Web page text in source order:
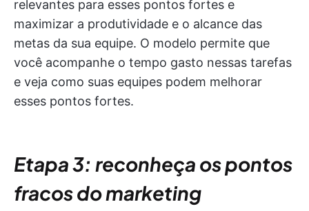
relevantes para esses pontos fortes e
maximizar a produtividade e o alcance das
metas da sua equipe. O modelo permite que
você acompanhe o tempo gasto nessas tarefas
e veja como suas equipes podem melhorar
esses pontos fortes.
Etapa 3: reconheça os pontos
fracos do marketing